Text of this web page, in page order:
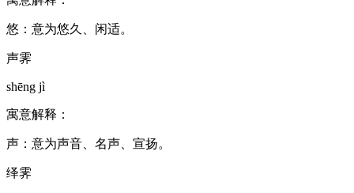
悠：意为悠久、闲适。
声霁
shēng jì
寓意解释：
声：意为声音、名声、宣扬。
绎霁